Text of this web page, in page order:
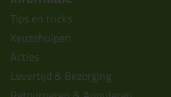
Tips en tricks
Keuzehulpen
Acties
Levertijd & Bezorging